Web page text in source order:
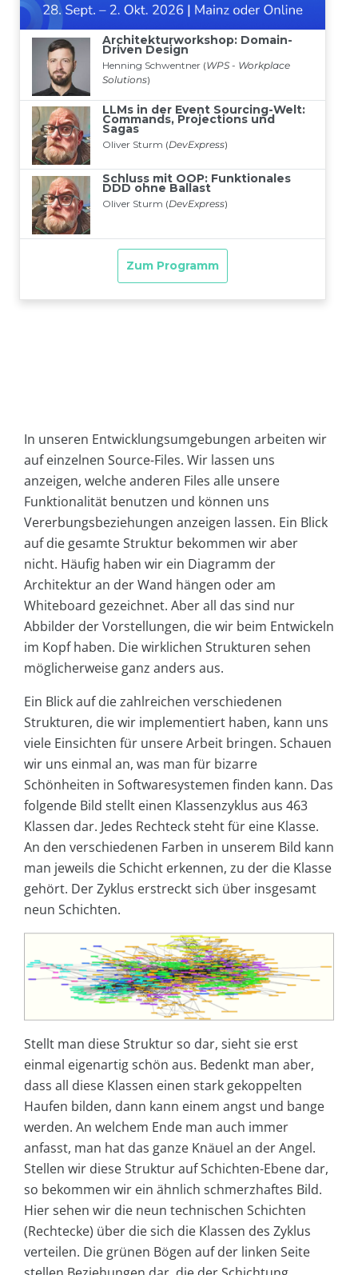
In unseren Entwicklungsumgebungen arbeiten wir
auf einzelnen Source-Files. Wir lassen uns
anzeigen, welche anderen Files alle unsere
Funktionalität benutzen und können uns
Vererbungsbeziehungen anzeigen lassen. Ein Blick
auf die gesamte Struktur bekommen wir aber
nicht. Häufig haben wir ein Diagramm der
Architektur an der Wand hängen oder am
Whiteboard gezeichnet. Aber all das sind nur
Abbilder der Vorstellungen, die wir beim Entwickeln
im Kopf haben. Die wirklichen Strukturen sehen
möglicherweise ganz anders aus.
Ein Blick auf die zahlreichen verschiedenen
Strukturen, die wir implementiert haben, kann uns
viele Einsichten für unsere Arbeit bringen. Schauen
wir uns einmal an, was man für bizarre
Schönheiten in Softwaresystemen finden kann. Das
folgende Bild stellt einen Klassenzyklus aus 463
Klassen dar. Jedes Rechteck steht für eine Klasse.
An den verschiedenen Farben in unserem Bild kann
man jeweils die Schicht erkennen, zu der die Klasse
gehört. Der Zyklus erstreckt sich über insgesamt
neun Schichten.
Stellt man diese Struktur so dar, sieht sie erst
einmal eigenartig schön aus. Bedenkt man aber,
dass all diese Klassen einen stark gekoppelten
Haufen bilden, dann kann einem angst und bange
werden. An welchem Ende man auch immer
anfasst, man hat das ganze Knäuel an der Angel.
Stellen wir diese Struktur auf Schichten-Ebene dar,
so bekommen wir ein ähnlich schmerzhaftes Bild.
Hier sehen wir die neun technischen Schichten
(Rechtecke) über die sich die Klassen des Zyklus
verteilen. Die grünen Bögen auf der linken Seite